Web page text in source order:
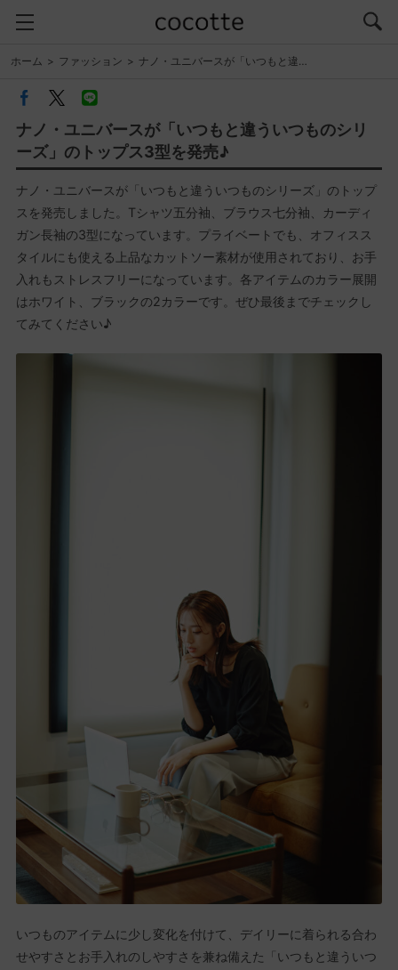
ホーム ファッション ナノ・ユニバースが「いつもと違…
ナノ・ユニバースが「いつもと違ういつものシリ
ーズ」のトップス3型を発売♪
ナノ・ユニバースが「いつもと違ういつものシリーズ」のトップ
スを発売しました。Tシャツ五分袖、ブラウス七分袖、カーディ
ガン長袖の3型になっています。プライベートでも、オフィスス
タイルにも使える上品なカットソー素材が使用されており、お手
入れもストレスフリーになっています。各アイテムのカラー展開
はホワイト、ブラックの2カラーです。ぜひ最後までチェックし
てみてください♪
いつものアイテムに少し変化を付けて、デイリーに着られる合わ
せやすさとお手入れのしやすさを兼ね備えた「いつもと違ういつ